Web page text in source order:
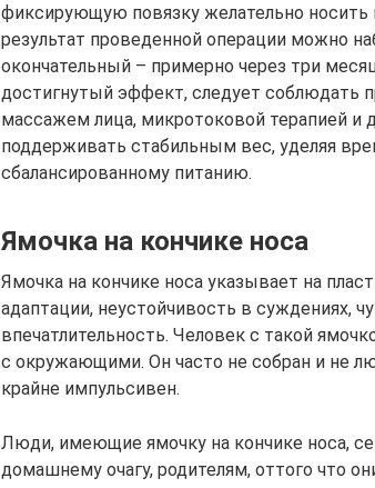
фиксирующую повязку желательно носить
результат проведенной операции можно
окончательный – примерно через три
достигнутый эффект, следует соблюдать
массажем лица, микротоковой терапией и
поддерживать стабильным вес, уделяя
сбалансированному питанию.
Ямочка на кончике носа
Ямочка на кончике носа указывает на
адаптации, неустойчивость в суждениях,
впечатлительность. Человек с такой
с окружающими. Он часто не собран и не
крайне импульсивен.
Люди, имеющие ямочку на кончике носа,
домашнему очагу, родителям, оттого что